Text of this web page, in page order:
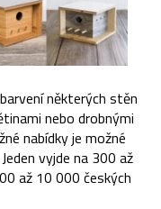
některých stěn
nebo drobnými
nabídky je možné
vyjde na 300 až
až 10 000 českých